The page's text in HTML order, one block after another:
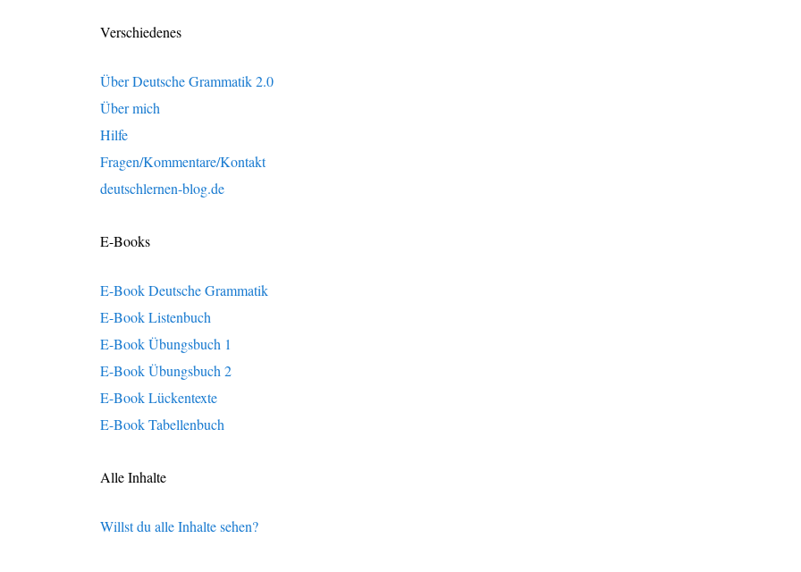
Verschiedenes
Über Deutsche Grammatik 2.0
Über mich
Hilfe
Fragen/Kommentare/Kontakt
deutschlernen-blog.de
E-Books
E-Book Deutsche Grammatik
E-Book Listenbuch
E-Book Übungsbuch 1
E-Book Übungsbuch 2
E-Book Lückentexte
E-Book Tabellenbuch
Alle Inhalte
Willst du alle Inhalte sehen?